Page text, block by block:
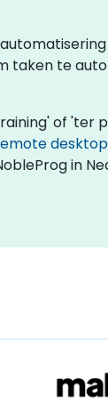
te
of 'ter
desktop
in